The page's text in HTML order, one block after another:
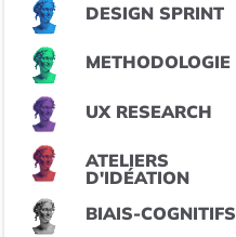
DESIGN SPRINT
METHODOLOGIE
UX RESEARCH
ATELIERS
D'IDÉATION
BIAIS-COGNITIFS